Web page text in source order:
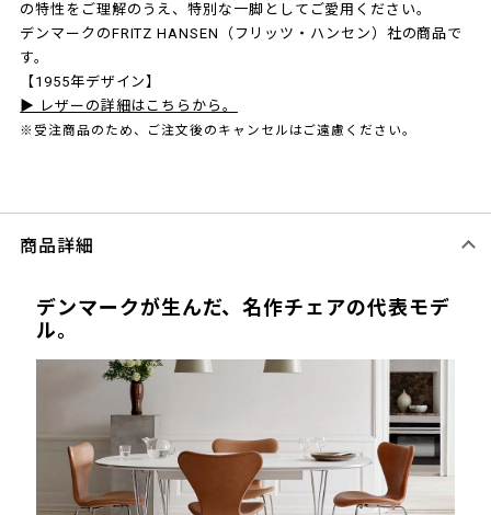
の特性をご理解のうえ、特別な一脚としてご愛用ください。
デンマークのFRITZ HANSEN（フリッツ・ハンセン）社の商品で
す。
【1955年デザイン】
▶ レザーの詳細はこちらから。
※受注商品のため、ご注文後のキャンセルはご遠慮ください。
商品詳細
デンマークが生んだ、名作チェアの代表モデ
ル。